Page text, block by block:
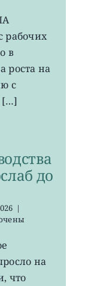
рабочих
в
роста на
с
[…]
до
|
на
что